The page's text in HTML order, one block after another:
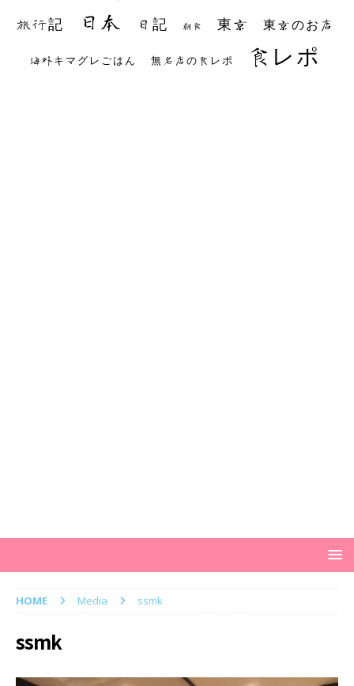
旅行記 日本 日記 朝食 東京 東京のお店
海外キマグレごはん 無名店の食レポ 食レポ
HOME Media ssmk
ssmk